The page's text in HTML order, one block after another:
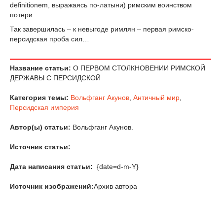
definitionem, выражаясь по-латыни) римским воинством
потери.
Так завершилась – к невыгоде римлян – первая римско-
персидская проба сил…
Название статьи: О ПЕРВОМ СТОЛКНОВЕНИИ РИМСКОЙ
ДЕРЖАВЫ С ПЕРСИДСКОЙ
Категория темы: Вольфганг Акунов Античный мир
Персидская империя
Автор(ы) статьи: Вольфганг Акунов.
Источник статьи:
Дата написания статьи: {date=d-m-Y}
Источник изображений:Архив автора